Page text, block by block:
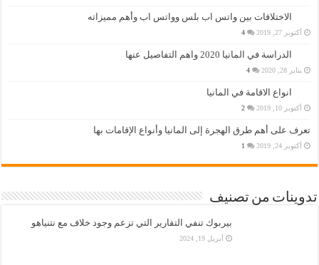
الاختلافات بين واتس اب بلس وواتس اب وأهم مميزاته
أكتوبر 27, 2019 4
الدراسة في المانيا 2020 واهم التفاصيل عنها
يناير 28, 2020 4
انواع الاقامة في المانيا
أكتوبر 10, 2019 2
تعرف على أهم طرق الهجرة إلى المانيا وأنواع الإقامات بها
أكتوبر 24, 2019 1
تدوينات من تصنيف
بيربوك تنفي التقارير التي تزعم وجود خلاف مع نتنياهو
أبريل 19, 2024